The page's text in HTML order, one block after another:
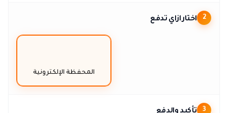
2 اختار ازاي تدفع
المحفظة الإلكترونية
3 تأكيد والدفع